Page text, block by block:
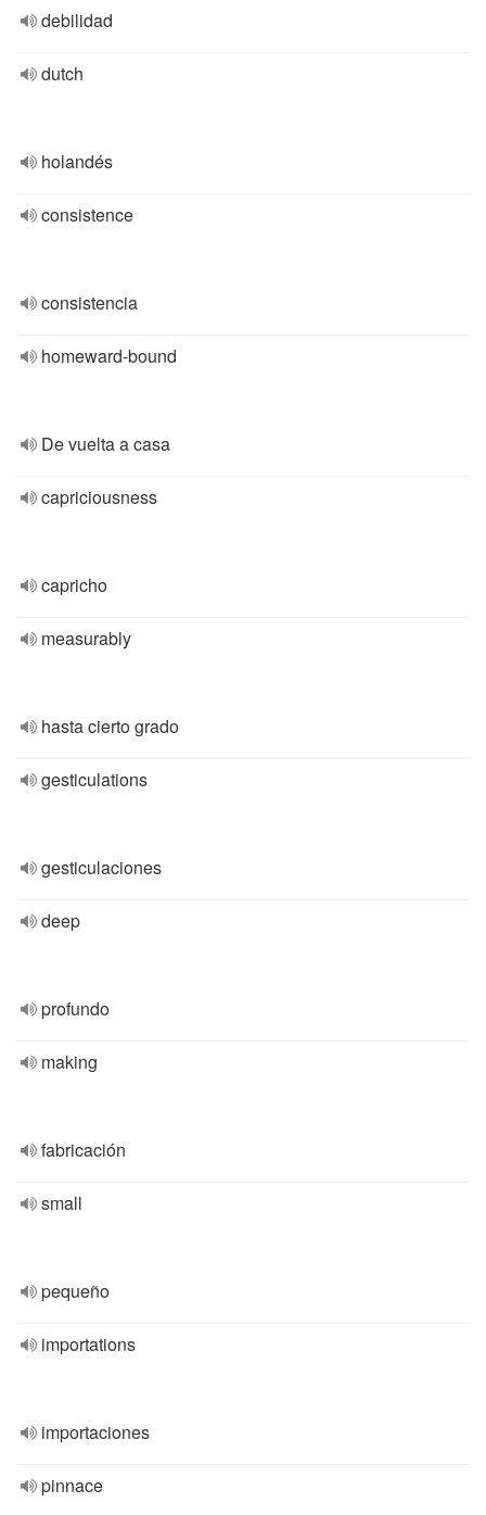
debilidad
dutch
holandés
consistence
consistencia
homeward-bound
De vuelta a casa
capriciousness
capricho
measurably
hasta cierto grado
gesticulations
gesticulaciones
deep
profundo
making
fabricación
small
pequeño
importations
importaciones
pinnace